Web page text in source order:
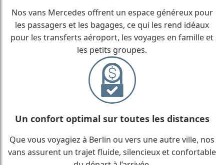
Nos vans Mercedes offrent un espace généreux pour
les passagers et les bagages, ce qui les rend idéaux
pour les transferts aéroport, les voyages en famille et
les petits groupes.
Un confort optimal sur toutes les distances
Que vous voyagiez à Berlin ou vers une autre ville, nos
vans assurent un trajet fluide, silencieux et confortable